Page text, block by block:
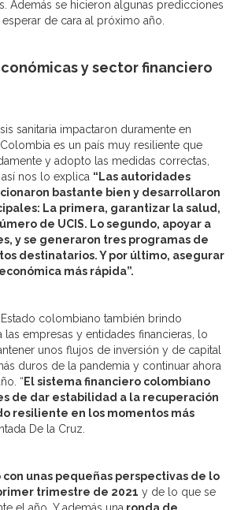
Además se hicieron algunas predicciones
de cara al próximo año.
y sector financiero
sanitaria impactaron duramente en
Colombia es un país muy resiliente que
y adopto las medidas correctas,
así nos lo explica “Las autoridades
bastante bien y desarrollaron
La primera, garantizar la salud,
de UCIS. Lo segundo, apoyar a
y se generaron tres programas de
destinatarios. Y por último, asegurar
más rápida”.
colombiano también brindo
las empresas y entidades financieras, lo
unos flujos de inversión y de capital
duros de la pandemia y continuar ahora
“ El sistema financiero colombiano
de dar estabilidad a la recuperación
resiliente en los momentos más
De la Cruz.
con unas pequeñas perspectivas de lo
trimestre de 2021 y de lo que se